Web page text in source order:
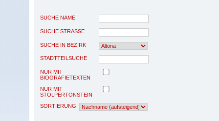
SUCHE NAME
SUCHE STRASSE
SUCHE IN BEZIRK
STADTTEILSUCHE
NUR MIT
BIOGRAFIETEXTEN
NUR MIT
STOLPERTONSTEIN
SORTIERUNG